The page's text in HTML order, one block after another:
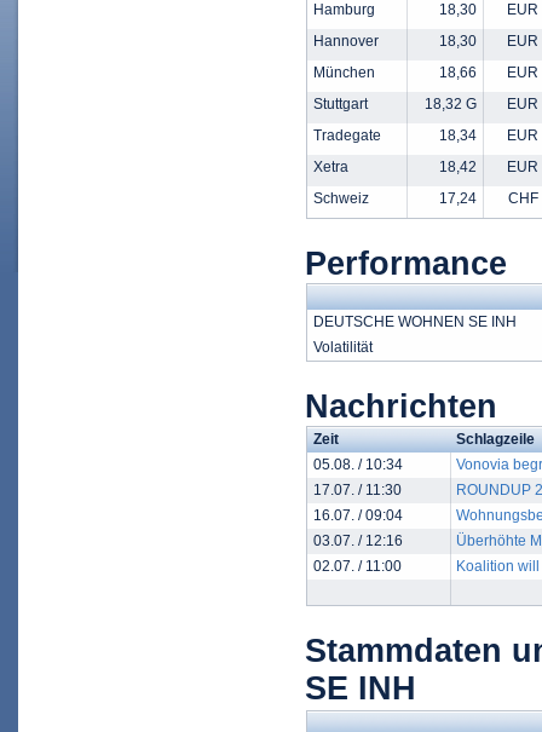
Hamburg
18,30
EUR
Hannover
18,30
EUR
München
18,66
EUR
Stuttgart
18,32 G
EUR
Tradegate
18,34
EUR
Xetra
18,42
EUR
Schweiz
17,24 CHF
Performance
DEUTSCHE WOHNEN SE INH
Volatilität
Nachrichten
Zeit
Schlagzeile
05.08. / 10:34
Vonovia
17.07. / 11:30
ROUNDUP
16.07. / 09:04
03.07. / 12:16
Überhöhte
02.07. / 11:00
Koalition
Stammdaten
SE INH